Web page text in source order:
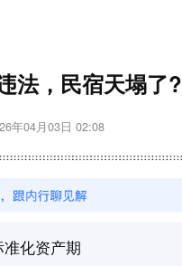
法，民宿天塌了?
年04月03日 02:08
化资产期